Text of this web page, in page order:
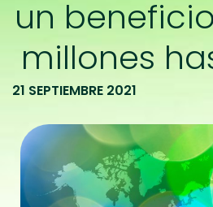
un
millones
21 SEPTIEMBRE 2021